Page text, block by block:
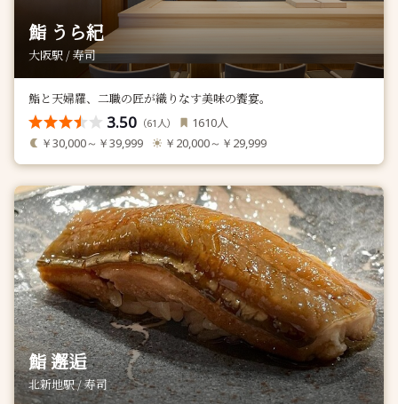
鮨 うら紀
大阪駅 / 寿司
鮨と天婦羅、二職の匠が織りなす美味の饗宴。
3.50 （61 人） 1610人
￥30,000～￥39,999 ￥20,000～￥29,999
鮨 邂逅
北新地駅 / 寿司